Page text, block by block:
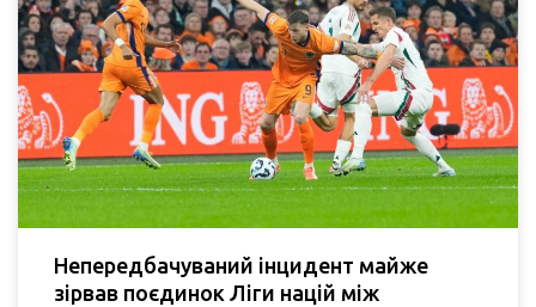
Непередбачуваний інцидент майже
зірвав поєдинок Ліги націй між